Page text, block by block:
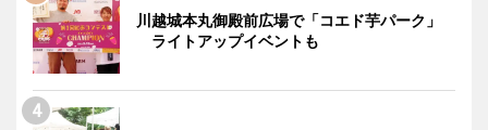
川越城本丸御殿前広場で「コエド芋パーク」
ライトアップイベントも